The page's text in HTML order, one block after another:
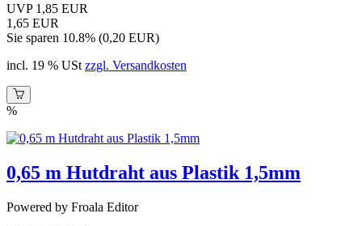
UVP 1,85 EUR
1,65 EUR
Sie sparen 10.8% (0,20 EUR)
incl. 19 % USt zzgl. Versandkosten
%
0,65 m Hutdraht aus Plastik 1,5mm
Powered by Froala Editor